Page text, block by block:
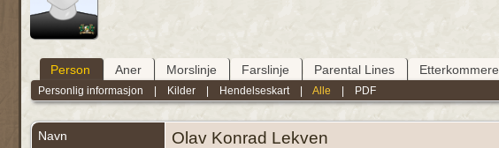
Person Aner Morslinje Farslinje Parental Lines Etterkommere
Personlig informasjon | Kilder | Hendelseskart |Alle | PDF
Navn Olav Konrad Lekven